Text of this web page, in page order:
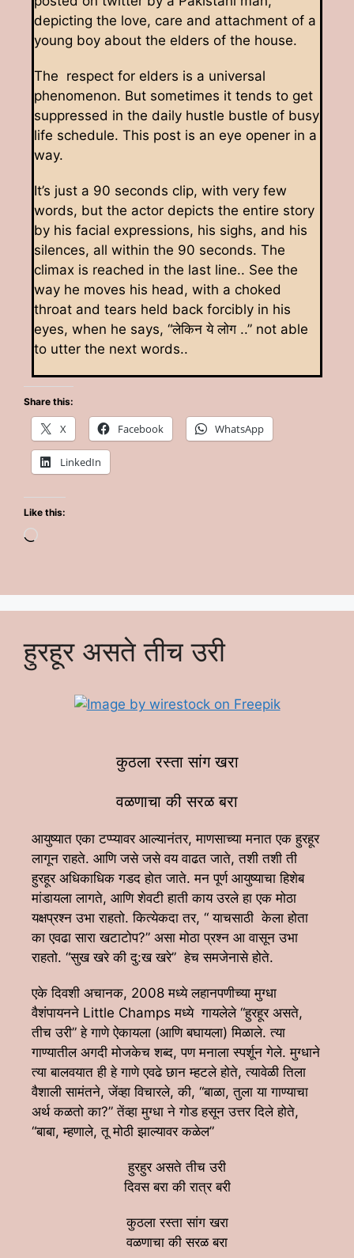
depicting the love, care and attachment of a
young boy about the elders of the house.
The respect for elders is a universal
phenomenon. But sometimes it tends to get
suppressed in the daily hustle bustle of busy
life schedule. This post is an eye opener in a
way.
It’s just a 90 seconds clip, with very few
words, but the actor depicts the entire story
by his facial expressions, his sighs, and his
silences, all within the 90 seconds. The
climax is reached in the last line.. See the
way he moves his head, with a choked
throat and tears held back forcibly in his
eyes, when he says, “लेकिन ये लोग ..” not able
to utter the next words..
Share this:
X Facebook WhatsApp
LinkedIn
Like this:
हुरहूर असते तीच उरी
कुठला रस्ता सांग खरा
वळणाचा की सरळ बरा
आयुष्यात एका टप्प्यावर आल्यानंतर, माणसाच्या मनात एक हुरहूर
लागून राहते. आणि जसे जसे वय वाढत जाते, तशी तशी ती
हुरहूर अधिकाधिक गडद होत जाते. मन पूर्ण आयुष्याचा हिशेब
मांडायला लागते, आणि शेवटी हाती काय उरले हा एक मोठा
यक्षप्रश्न उभा राहतो. कित्येकदा तर, “ याचसाठी केला होता
का एवढा सारा खटाटोप?” असा मोठा प्रश्न आ वासून उभा
राहतो. “सुख खरे की दु:ख खरे” हेच समजेनासे होते.
एके दिवशी अचानक, 2008 मध्ये लहानपणीच्या मुग्धा
वैशंपायनने Little Champs मध्ये गायलेले “हुरहूर असते,
तीच उरी” हे गाणे ऐकायला (आणि बघायला) मिळाले. त्या
गाण्यातील अगदी मोजकेच शब्द, पण मनाला स्पर्शून गेले. मुग्धाने
त्या बालवयात ही हे गाणे एवढे छान म्हटले होते, त्यावेळी तिला
वैशाली सामंतने, जेंव्हा विचारले, की, “बाळा, तुला या गाण्याचा
अर्थ कळतो का?” तेंव्हा मुग्धा ने गोड हसून उत्तर दिले होते,
“बाबा, म्हणाले, तू मोठी झाल्यावर कळेल”
हुरहुर असते तीच उरी
दिवस बरा की रात्र बरी
कुठला रस्ता सांग खरा
वळणाचा की सरळ बरा